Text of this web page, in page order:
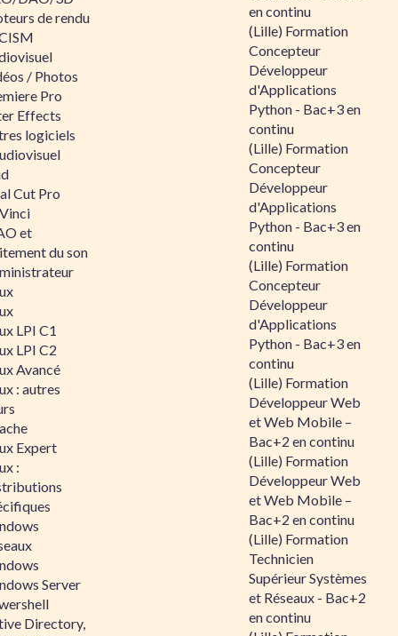
de rendu
/ Photos
Pro
Effects
logiciels
Cut Pro
et
du son
LPI C1
LPI C2
Avancé
: autres
Expert
:
Server
Directory,
en continu
(Lille) Formation
Concepteur
Développeur
d'Applications
Python - Bac+3 en
continu
(Lille) Formation
Concepteur
Développeur
d'Applications
Python - Bac+3 en
continu
(Lille) Formation
Concepteur
Développeur
d'Applications
Python - Bac+3 en
continu
(Lille) Formation
Développeur Web
et Web Mobile –
Bac+2 en continu
(Lille) Formation
Développeur Web
et Web Mobile –
Bac+2 en continu
(Lille) Formation
Technicien
Supérieur Systèmes
et Réseaux - Bac+2
en continu